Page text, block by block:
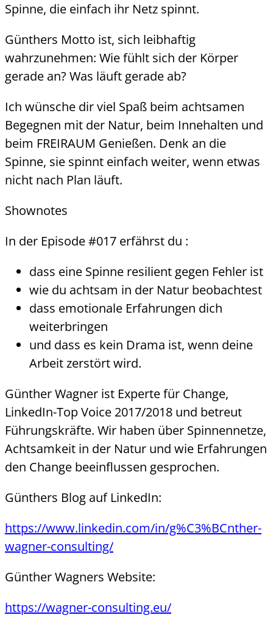
Spinne, die einfach ihr Netz spinnt.
Günthers Motto ist, sich leibhaftig
wahrzunehmen: Wie fühlt sich der Körper
gerade an? Was läuft gerade ab?
Ich wünsche dir viel Spaß beim achtsamen
Begegnen mit der Natur, beim Innehalten und
beim FREIRAUM Genießen. Denk an die
Spinne, sie spinnt einfach weiter, wenn etwas
nicht nach Plan läuft.
Shownotes
In der Episode #017 erfährst du :
dass eine Spinne resilient gegen Fehler ist
wie du achtsam in der Natur beobachtest
dass emotionale Erfahrungen dich
weiterbringen
und dass es kein Drama ist, wenn deine
Arbeit zerstört wird.
Günther Wagner ist Experte für Change,
LinkedIn-Top Voice 2017/2018 und betreut
Führungskräfte. Wir haben über Spinnennetze,
Achtsamkeit in der Natur und wie Erfahrungen
den Change beeinflussen gesprochen.
Günthers Blog auf LinkedIn:
https://www.linkedin.com/in/g%C3%BCnther-
wagner-consulting/
Günther Wagners Website:
https://wagner-consulting.eu/